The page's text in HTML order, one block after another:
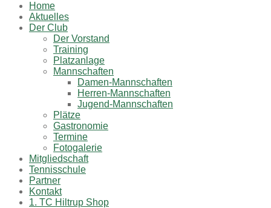
Home
Aktuelles
Der Club
Der Vorstand
Training
Platzanlage
Mannschaften
Damen-Mannschaften
Herren-Mannschaften
Jugend-Mannschaften
Plätze
Gastronomie
Termine
Fotogalerie
Mitgliedschaft
Tennisschule
Partner
Kontakt
1. TC Hiltrup Shop